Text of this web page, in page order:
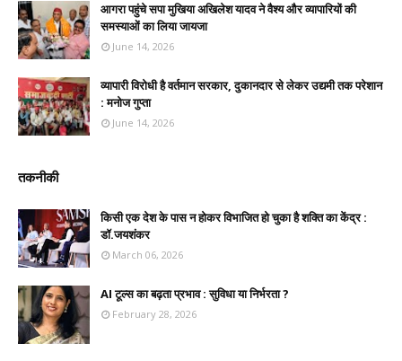
आगरा पहुंचे सपा मुखिया अखिलेश यादव ने वैश्य और व्यापारियों की
समस्याओं का लिया जायजा
June 14, 2026
व्यापारी विरोधी है वर्तमान सरकार, दुकानदार से लेकर उद्यमी तक परेशान
: मनोज गुप्ता
June 14, 2026
तकनीकी
किसी एक देश के पास न होकर विभाजित हो चुका है शक्ति का केंद्र :
डॉ.जयशंकर
March 06, 2026
AI टूल्स का बढ़ता प्रभाव : सुविधा या निर्भरता ?
February 28, 2026